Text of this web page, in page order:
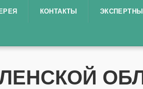
КОНТАКТЫ